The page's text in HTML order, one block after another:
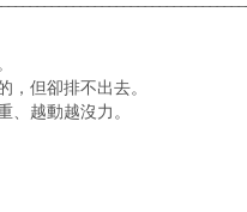
但卻排不出去。
越動越沒力。